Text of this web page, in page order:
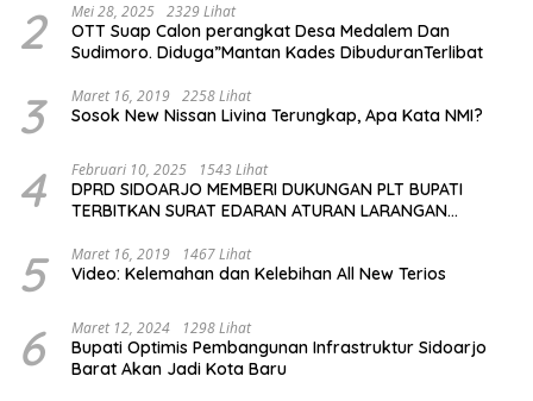
2 Mei 28, 2025 2329 Lihat
OTT Suap Calon perangkat Desa Medalem Dan
Sudimoro. Diduga”Mantan Kades DibuduranTerlibat
3 Maret 16, 2019 2258 Lihat
Sosok New Nissan Livina Terungkap, Apa Kata NMI?
4 Februari 10, 2025 1543 Lihat
DPRD SIDOARJO MEMBERI DUKUNGAN PLT BUPATI
TERBITKAN SURAT EDARAN ATURAN LARANGAN
KELUAR KOTA
5 Maret 16, 2019 1467 Lihat
Video: Kelemahan dan Kelebihan All New Terios
6 Maret 12, 2024 1298 Lihat
Bupati Optimis Pembangunan Infrastruktur Sidoarjo
Barat Akan Jadi Kota Baru